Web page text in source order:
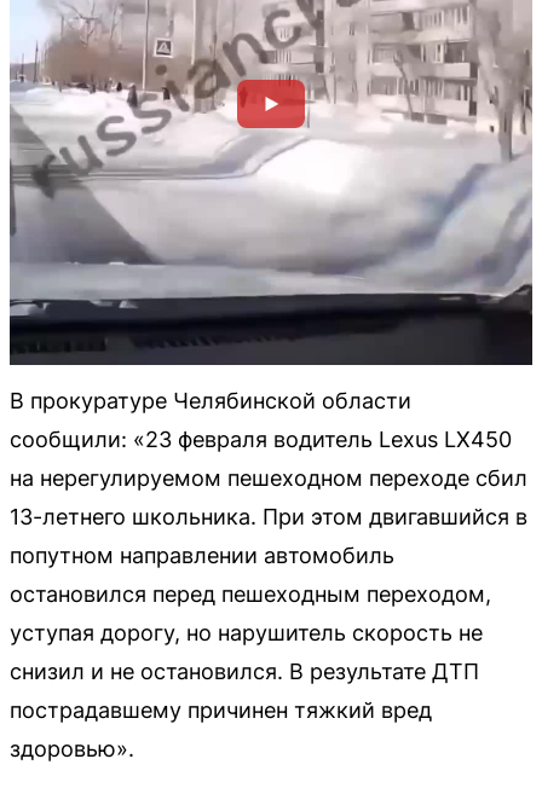
В прокуратуре Челябинской области
сообщили: «23 февраля водитель Lexus LX450
на нерегулируемом пешеходном переходе сбил
13-летнего школьника. При этом двигавшийся в
попутном направлении автомобиль
остановился перед пешеходным переходом,
уступая дорогу, но нарушитель скорость не
снизил и не остановился. В результате ДТП
пострадавшему причинен тяжкий вред
здоровью».